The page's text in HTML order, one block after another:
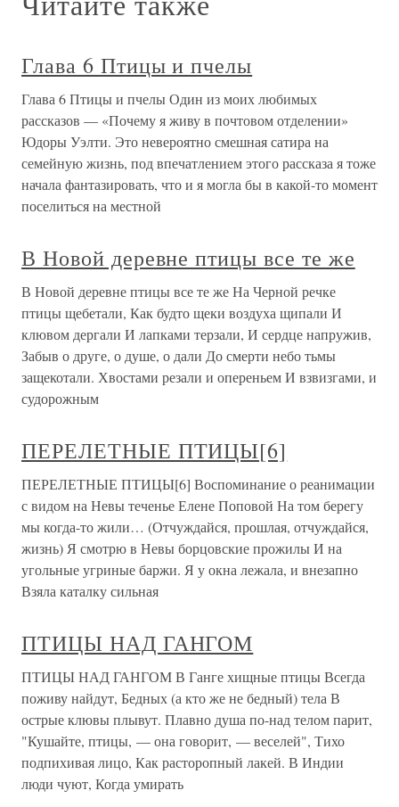
Глава 6 Птицы и пчелы
Глава 6 Птицы и пчелы Один из моих любимых
рассказов — «Почему я живу в почтовом отделении»
Юдоры Уэлти. Это невероятно смешная сатира на
семейную жизнь, под впечатлением этого рассказа я тоже
начала фантазировать, что и я могла бы в какой-то момент
поселиться на местной
В Новой деревне птицы все те же
В Новой деревне птицы все те же На Черной речке
птицы щебетали, Как будто щеки воздуха щипали И
клювом дергали И лапками терзали, И сердце напружив,
Забыв о друге, о душе, о дали До смерти небо тьмы
защекотали. Хвостами резали и опереньем И взвизгами, и
судорожным
ПЕРЕЛЕТНЫЕ ПТИЦЫ[6]
ПЕРЕЛЕТНЫЕ ПТИЦЫ[6] Воспоминание о реанимации
с видом на Невы теченье Елене Поповой На том берегу
мы когда-то жили… (Отчуждайся, прошлая, отчуждайся,
жизнь) Я смотрю в Невы борцовские прожилы И на
угольные угриные баржи. Я у окна лежала, и внезапно
Взяла каталку сильная
ПТИЦЫ НАД ГАНГОМ
ПТИЦЫ НАД ГАНГОМ В Ганге хищные птицы Всегда
поживу найдут, Бедных (а кто же не бедный) тела В
острые клювы плывут. Плавно душа по-над телом парит,
"Кушайте, птицы, — она говорит, — веселей", Тихо
подпихивая лицо, Как расторопный лакей. В Индии
люди чуют, Когда умирать